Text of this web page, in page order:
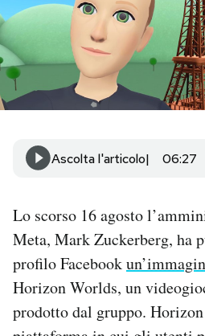
NEWSLETTER
I MIEI PREFERITI
SHOP
AREA PERSONALE
Area Personale
Newsletter
Notifiche mobile
Ascolta l'articolo 06:27
Lo scorso 16 agosto
Meta, Mark Zuckerberg, ha
profilo Facebook
Horizon Worlds, un
prodotto dal gruppo.